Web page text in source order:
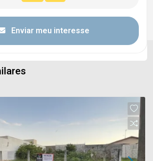
Enviar meu interesse